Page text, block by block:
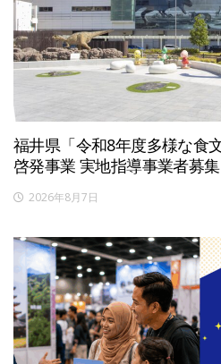
福井県「令和8年度多様な食
啓発事業 実地指導事業者募
2026年8月7日